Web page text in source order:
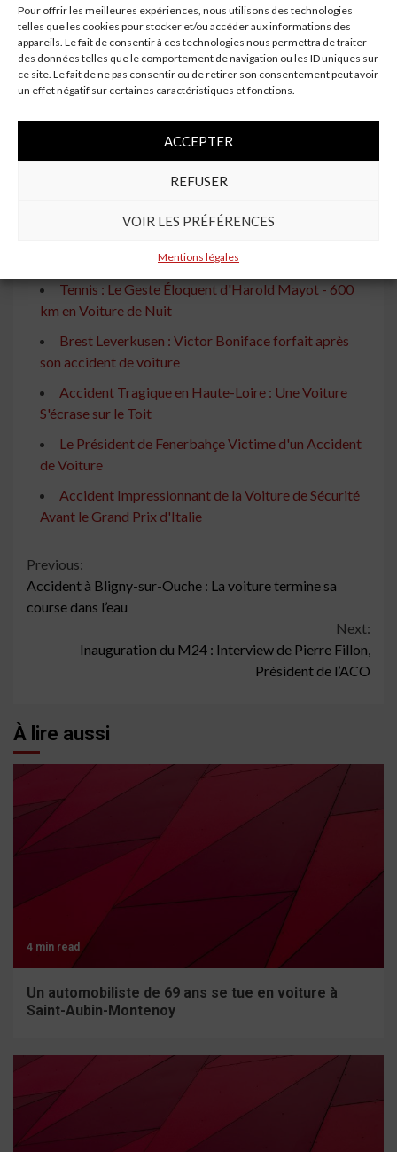
Pour offrir les meilleures expériences, nous utilisons des technologies
telles que les cookies pour stocker et/ou accéder aux informations des
appareils. Le fait de consentir à ces technologies nous permettra de traiter
des données telles que le comportement de navigation ou les ID uniques sur
ce site. Le fait de ne pas consentir ou de retirer son consentement peut avoir
un effet négatif sur certaines caractéristiques et fonctions.
ACCEPTER
REFUSER
VOIR LES PRÉFÉRENCES
Mentions légales
Roland Garros : Le Tennis Rencontre la Voiture -
Retour en Arrière
Renault 5 E-Tech Electric Roland Garros 2025 : Prix
et Équipement
dans un accident de voiture avant Tottenham -
Ostapenko au Volant de sa Voiture Gagnée à
Jelena pour la Voiture
Tennis : Le Geste Éloquent d'Harold Mayot - 600
km en Voiture de Nuit
Brest Leverkusen : Victor Boniface forfait après
son accident de voiture
Accident Tragique en Haute-Loire : Une Voiture
S'écrase sur le Toit
Le Président de Fenerbahçe Victime d'un Accident
de Voiture
Accident Impressionnant de la Voiture de Sécurité
Avant le Grand Prix d'Italie
Continue
Reading
Previous:
Accident à Bligny-sur-Ouche : La voiture termine sa
course dans l’eau
Next:
Inauguration du M24 : Interview de Pierre Fillon,
Président de l’ACO
À lire aussi
4 min read
Un automobiliste de 69 ans se tue en voiture à
Saint-Aubin-Montenoy